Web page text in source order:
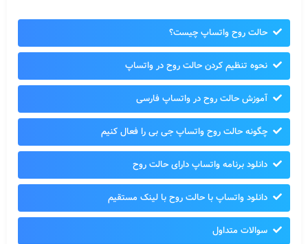
حالت روح واتساپ چیست؟
نحوه تنظیم کردن حالت روح در واتساپ
آموزش حالت روح در واتساپ فارسی
چگونه حالت روح واتساپ جی بی را فعال کنیم
دانلود برنامه واتساپ دارای حالت روح
دانلود واتساپ با حالت روح با لینک مستقیم
سوالات متداول